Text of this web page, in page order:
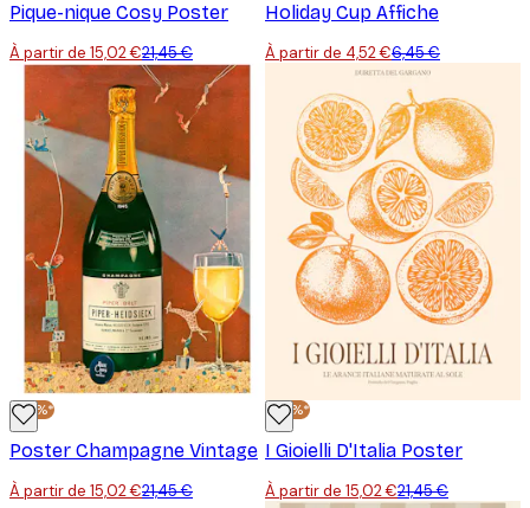
Pique-nique Cosy Poster
À partir de 15,02 €21,45 €
Holiday Cup Affiche
À partir de 4,52 €6,45 €
-30%*
Poster Champagne Vintage
À partir de 15,02 €21,45 €
-30%*
I Gioielli D'Italia Poster
À partir de 15,02 €21,45 €